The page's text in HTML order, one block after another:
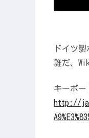
ドイツ
誰だ、
キーボ
http://